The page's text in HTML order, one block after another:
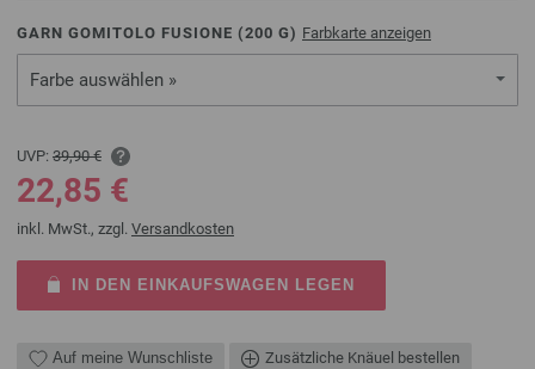
GARN GOMITOLO FUSIONE (200 G) Farbkarte anzeigen
Farbe auswählen »
UVP: 39,90 €
22,85 €
inkl. MwSt., zzgl. Versandkosten
IN DEN EINKAUFSWAGEN LEGEN
Auf meine Wunschliste Zusätzliche Knäuel bestellen